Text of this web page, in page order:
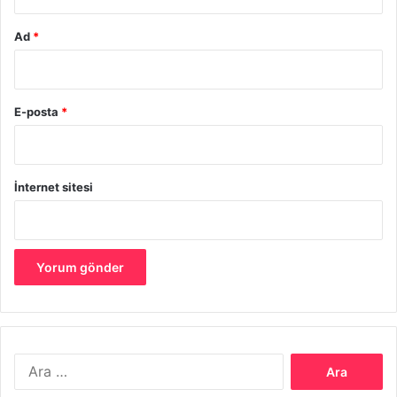
Titizlikten ölür.
Hayatları eğlenmekle geçer. O kadar eğlenirler ki
Akrepler o kadar kıskanç ve hasettir ki bir bahane
Ortamda susmayan biri varsa bilin ki o yaydır. He
konuda fikir beyan ederler ve her şeyi bildiklerini
Hayatınızda biri sizin kuyunuzu kazıyorsa akrep burcu
değilse kesinlikle oğlaktır. Bu kişiler insanlara iftira
atmaya bayılırlar.
Ad *
E-posta *
İnternet sitesi